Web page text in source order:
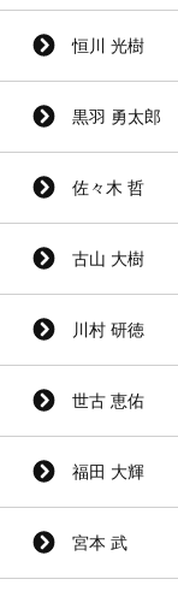
恒川 光樹
黒羽 勇太郎
佐々木 哲
古山 大樹
川村 研徳
世古 恵佑
福田 大輝
宮本 武